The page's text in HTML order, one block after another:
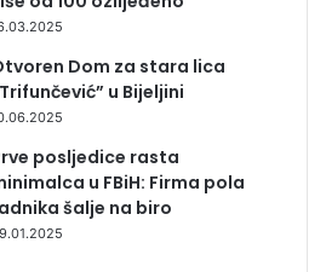
Dom za stara lica
u Bijeljini
posljedice rasta
u FBiH: Firma pola
šalje na biro